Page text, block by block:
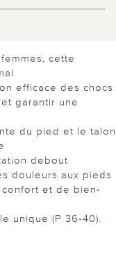
cette
efficace des chocs
garantir une
du pied et le talon
debout
douleurs aux pieds
et de bien-
unique (P 36-40).